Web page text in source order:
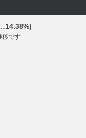
移です